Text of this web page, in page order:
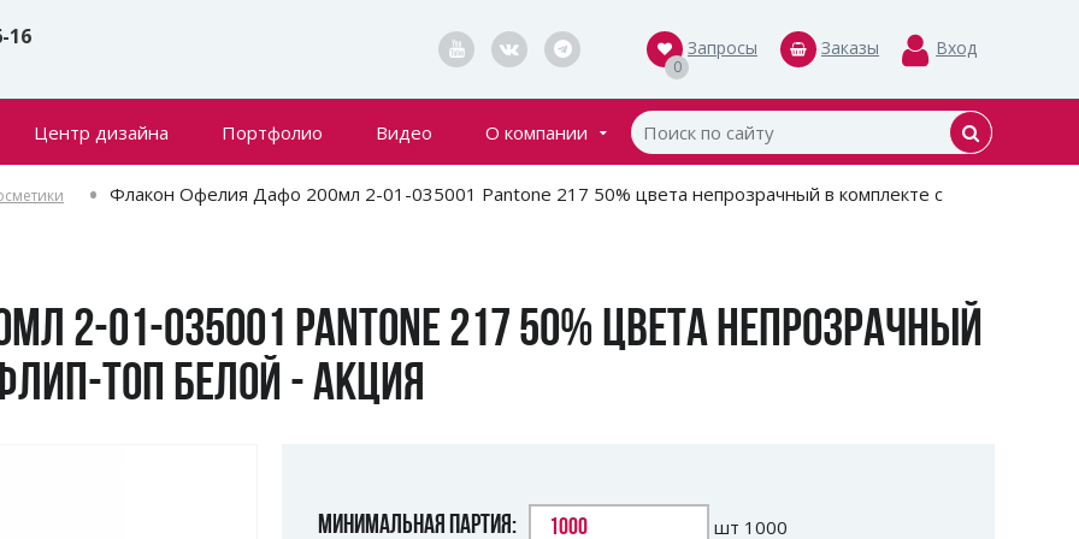
16
0
Запросы Заказы Вход
Центр дизайна Портфолио Видео О компании
Контакты
Флакон Офелия Дафо 200мл 2-01-035001 Pantone 217 50% цвета непрозрачный в комплекте с
2-01-035001 PANTONE 217 50% ЦВЕТА НЕПРОЗРАЧНЫЙ
ТОП БЕЛОЙ - АКЦИЯ
МИНИМАЛЬНАЯ ПАРТИЯ: шт 1000